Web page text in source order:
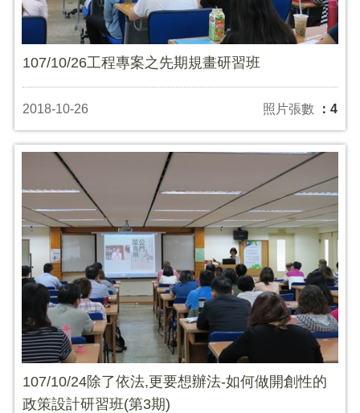
107/10/26工程專案之先期規畫研習班
2018-10-26 照片張數 ：4
107/10/24除了依法,更要想辦法-如何做開創性的
政策設計研習班(第3期)